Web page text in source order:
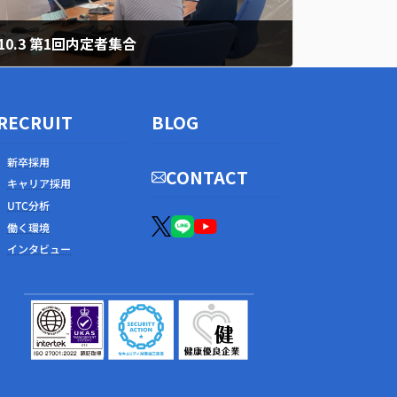
第1回内定者集合
新卒採用
キャリア採用
UTC分析
働く環境
インタビュー
BLOG
CONTACT